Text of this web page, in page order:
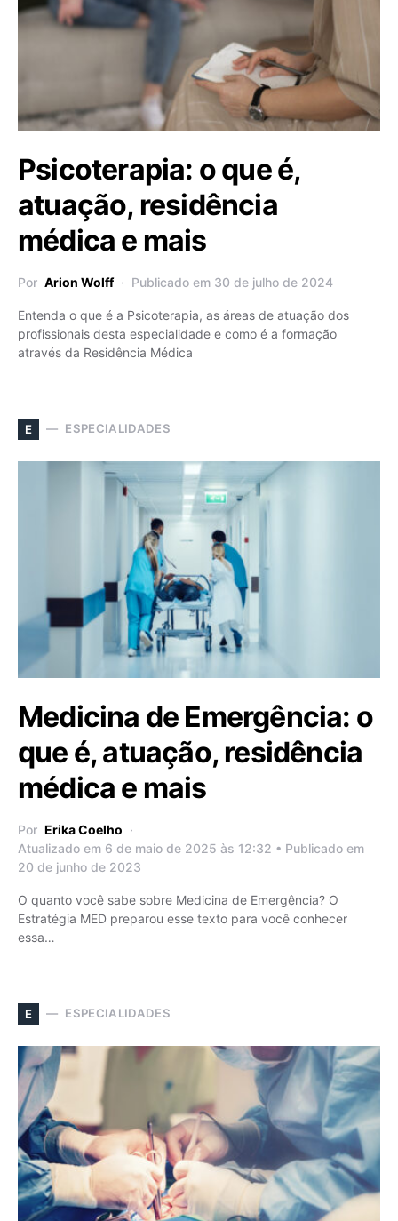
Psicoterapia: o que é,
atuação, residência
médica e mais
Por Arion Wolff Publicado em 30 de julho de 2024
Entenda o que é a Psicoterapia, as áreas de atuação dos
profissionais desta especialidade e como é a formação
através da Residência Médica
E ESPECIALIDADES
Medicina de Emergência: o
que é, atuação, residência
médica e mais
Por Erika Coelho
Atualizado em 6 de maio de 2025 às 12:32 • Publicado em
20 de junho de 2023
O quanto você sabe sobre Medicina de Emergência? O
Estratégia MED preparou esse texto para você conhecer
essa…
E ESPECIALIDADES